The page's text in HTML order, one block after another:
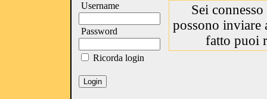
Username
Password
Ricorda login
Sei
possono inviare
fatto puoi